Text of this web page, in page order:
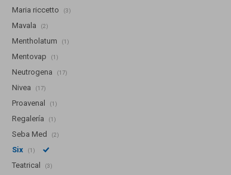
Maria riccetto (3)
Mavala (2)
Mentholatum (1)
Mentovap (1)
Neutrogena (17)
Nivea (17)
Proavenal (1)
Regalería (1)
Seba Med (2)
Six (1)
Teatrical (3)